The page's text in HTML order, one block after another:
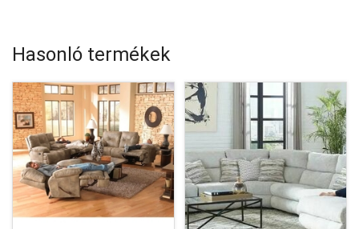
Hasonló termékek